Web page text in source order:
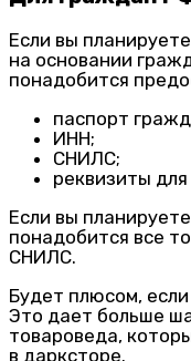
Если вы
на основании
понадобится
паспорт
ИНН;
СНИЛС;
реквизиты
Если вы
понадобится все
СНИЛС.
Будет плюсом,
Это дает больше
товароведа,
в дарксторе.